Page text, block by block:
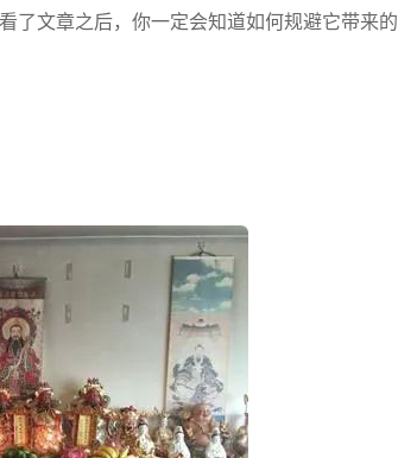
了文章之后，你一定会知道如何规避它带来